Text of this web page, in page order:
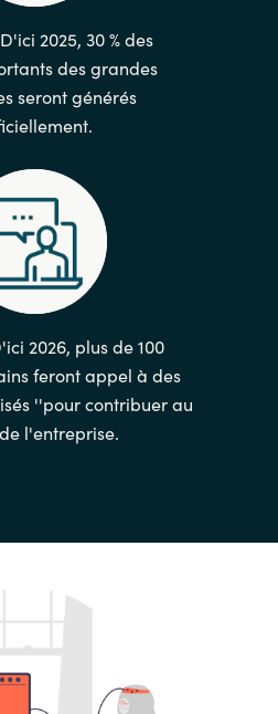
2025, 30 % des
des grandes
seront générés
2026, plus de 100
feront appel à des
''pour contribuer au
l'entreprise.